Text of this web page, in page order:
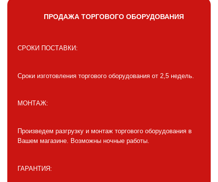
ПРОДАЖА ТОРГОВОГО ОБОРУДОВАНИЯ
СРОКИ ПОСТАВКИ:
Сроки изготовления торгового оборудования от 2,5 недель.
МОНТАЖ:
Произведем разгрузку и монтаж торгового оборудования в
Вашем магазине. Возможны ночные работы.
ГАРАНТИЯ: